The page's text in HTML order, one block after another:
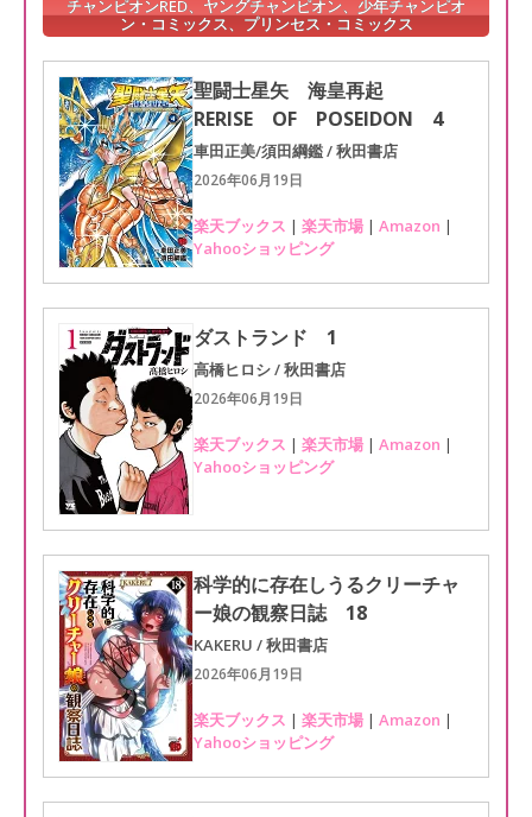
チャンピオンRED、ヤングチャンピオン、少年チャンピオ
ン・コミックス、プリンセス・コミックス
聖闘士星矢 海皇再起
RERISE OF POSEIDON 4
車田正美/須田綱鑑 / 秋田書店
2026年06月19日
楽天ブックス | 楽天市場 | Amazon |
Yahooショッピング
ダストランド 1
高橋ヒロシ / 秋田書店
2026年06月19日
楽天ブックス | 楽天市場 | Amazon |
Yahooショッピング
科学的に存在しうるクリーチャ
ー娘の観察日誌 18
KAKERU / 秋田書店
2026年06月19日
楽天ブックス | 楽天市場 | Amazon |
Yahooショッピング